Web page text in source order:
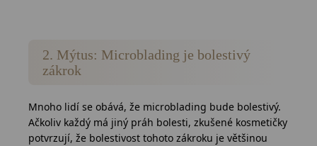
2. Mýtus: Microblading je bolestivý
zákrok
Mnoho lidí se obává, že microblading bude bolestivý.
Ačkoliv každý má jiný práh bolesti, zkušené kosmetičky
potvrzují, že bolestivost tohoto zákroku je většinou